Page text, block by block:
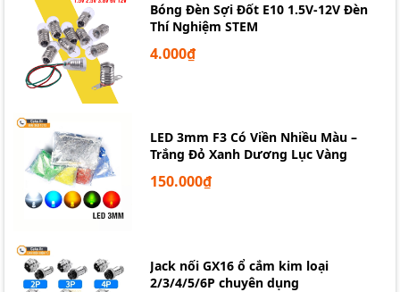
Lưới bảo vệ quạt tản nhiệt 90x90mm
Bóng Đèn Sợi Đốt E10 1.5V-12V Đèn
Thí Nghiệm STEM
4.000₫
LED 3mm F3 Có Viền Nhiều Màu –
Trắng Đỏ Xanh Dương Lục Vàng
150.000₫
Jack nối GX16 ổ cắm kim loại
2/3/4/5/6P chuyên dụng